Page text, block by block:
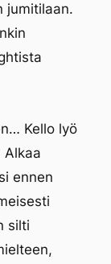
jumitilaan.
Kello lyö
Alkaa
ennen
silti